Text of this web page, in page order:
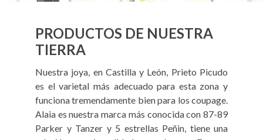
PRODUCTOS DE NUESTRA
TIERRA
Nuestra joya, en Castilla y León, Prieto Picudo
es el varietal más adecuado para esta zona y
funciona tremendamente bien para los coupage.
Alaia es nuestra marca más conocida con 87-89
Parker y Tanzer y 5 estrellas Peñin, tiene una